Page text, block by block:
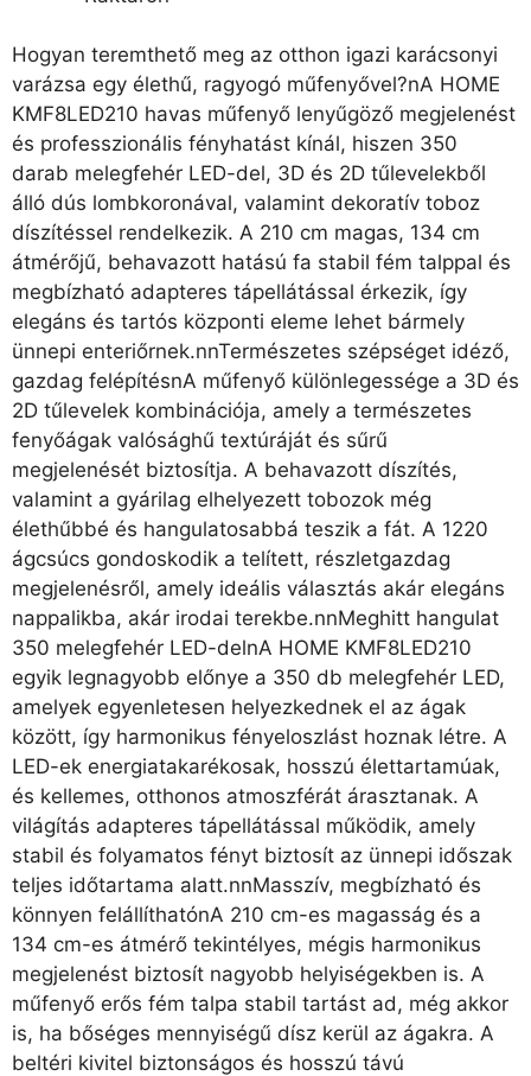
Hogyan teremthető meg az otthon igazi karácsonyi
varázsa egy élethű, ragyogó műfenyővel?nA HOME
KMF8LED210 havas műfenyő lenyűgöző megjelenést
és professzionális fényhatást kínál, hiszen 350
darab melegfehér LED-del, 3D és 2D tűlevelekből
álló dús lombkoronával, valamint dekoratív toboz
díszítéssel rendelkezik. A 210 cm magas, 134 cm
átmérőjű, behavazott hatású fa stabil fém talppal és
megbízható adapteres tápellátással érkezik, így
elegáns és tartós központi eleme lehet bármely
ünnepi enteriőrnek.nnTermészetes szépséget idéző,
gazdag felépítésnA műfenyő különlegessége a 3D és
2D tűlevelek kombinációja, amely a természetes
fenyőágak valósághű textúráját és sűrű
megjelenését biztosítja. A behavazott díszítés,
valamint a gyárilag elhelyezett tobozok még
élethűbbé és hangulatosabbá teszik a fát. A 1220
ágcsúcs gondoskodik a telített, részletgazdag
megjelenésről, amely ideális választás akár elegáns
nappalikba, akár irodai terekbe.nnMeghitt hangulat
350 melegfehér LED-delnA HOME KMF8LED210
egyik legnagyobb előnye a 350 db melegfehér LED,
amelyek egyenletesen helyezkednek el az ágak
között, így harmonikus fényeloszlást hoznak létre. A
LED-ek energiatakarékosak, hosszú élettartamúak,
és kellemes, otthonos atmoszférát árasztanak. A
világítás adapteres tápellátással működik, amely
stabil és folyamatos fényt biztosít az ünnepi időszak
teljes időtartama alatt.nnMasszív, megbízható és
könnyen felállíthatónA 210 cm-es magasság és a
134 cm-es átmérő tekintélyes, mégis harmonikus
megjelenést biztosít nagyobb helyiségekben is. A
műfenyő erős fém talpa stabil tartást ad, még akkor
is, ha bőséges mennyiségű dísz kerül az ágakra. A
beltéri kivitel biztonságos és hosszú távú